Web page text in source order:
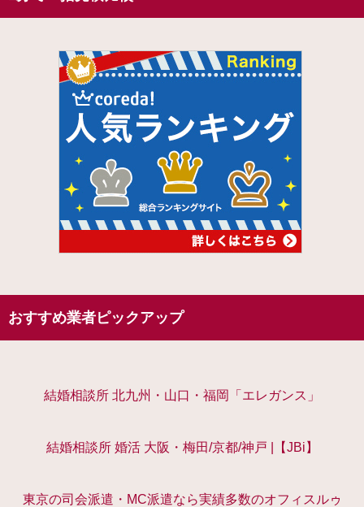
おすすめ業者ピックアップ
結婚相談所 北九州・山口・福岡「エレガンス」
結婚相談所 婚活 大阪・梅田/京都/神戸 |【JBi】
東京の司会派遣・MC派遣なら実績多数のオフィスルゥ